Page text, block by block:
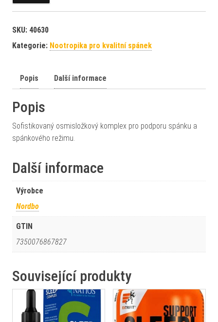
SKU: 40630
Kategorie: Nootropika pro kvalitní spánek
Popis Další informace
Popis
Sofistikovaný osmisložkový komplex pro podporu spánku a
spánkového režimu.
Další informace
Výrobce
Nordbo
GTIN
7350076867827
Související produkty